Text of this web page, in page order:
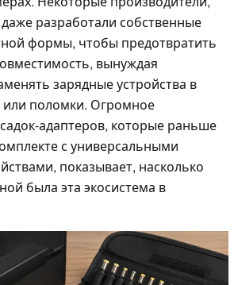
даже разработали собственные
формы, чтобы предотвратить
вынуждая
зарядные устройства в
или поломки. Огромное
адаптеров, которые раньше
с универсальными
показывает, насколько
была эта экосистема в